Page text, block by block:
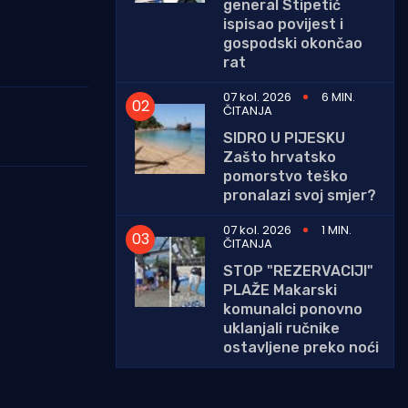
general Stipetić
ispisao povijest i
gospodski okončao
rat
07 kol. 2026
6 MIN.
ČITANJA
SIDRO U PIJESKU
Zašto hrvatsko
pomorstvo teško
pronalazi svoj smjer?
07 kol. 2026
1 MIN.
ČITANJA
STOP "REZERVACIJI"
PLAŽE Makarski
komunalci ponovno
uklanjali ručnike
ostavljene preko noći